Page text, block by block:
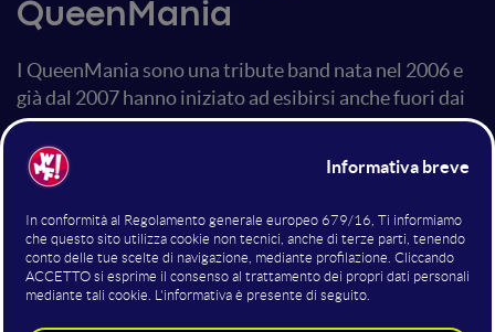
QueenMania
I QueenMania sono una tribute band nata nel 2006 e
già dal 2007 hanno iniziato ad esibirsi anche fuori dai
confini italiani con un European Tour: Inghilterra,
Olanda, Svizzera, Austria, Spagna, Ungheria. Hanno
ottenuto enorme successo presso il pubblico e la
della scena musicale internazionale. Ad oggi è
considerata la cover band ufficiale dei Queen più in
voga in Italia. Dopo il concerto sul Mainstage del